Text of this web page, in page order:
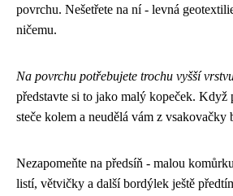
povrchu. Nešetřete na ní - levná
ničemu.
Na povrchu potřebujete trochu vyšší
představte si to jako malý kopeček.
steče kolem a neudělá vám z vsakovačky
Nezapomeňte na předsíň - malou
listí, větvičky a další bordýlek ještě